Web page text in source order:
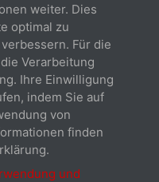
weiter. Dies
optimal zu
Für die
Verarbeitung
Ihre Einwilligung
indem Sie auf
von
finden
und